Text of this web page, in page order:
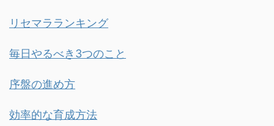
リセマラランキング
毎日やるべき3つのこと
序盤の進め方
効率的な育成方法